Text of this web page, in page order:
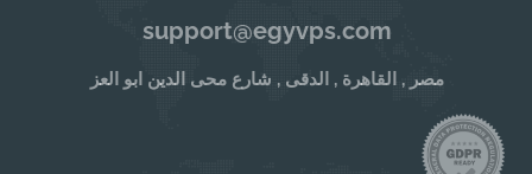
support@egyvps.com
مصر , القاهرة , الدقى , شارع محى الدين ابو العز